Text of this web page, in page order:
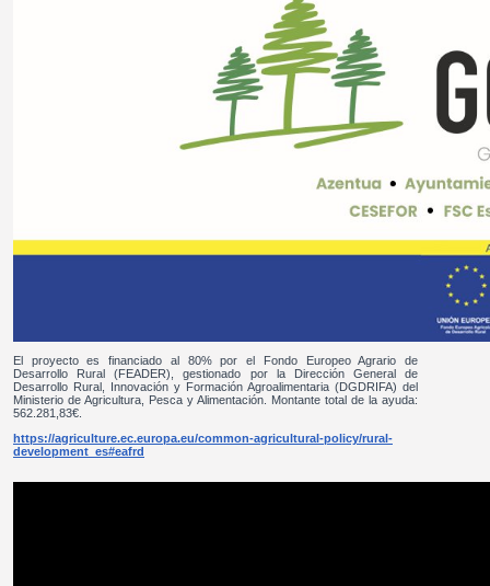
El proyecto es financiado al 80% por el Fondo Europeo Agrario de
Desarrollo Rural (FEADER), gestionado por la Dirección General de
Desarrollo Rural, Innovación y Formación Agroalimentaria (DGDRIFA) del
Ministerio de Agricultura, Pesca y Alimentación. Montante total de la ayuda:
562.281,83€.
https://agriculture.ec.europa.eu/common-agricultural-policy/rural-
development_es#eafrd